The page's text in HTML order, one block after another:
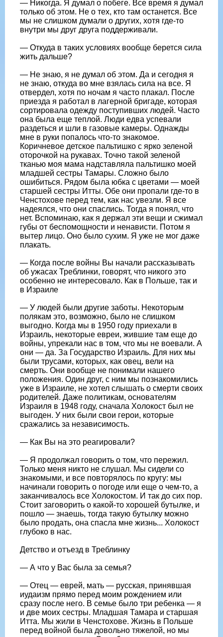
— Никогда. Я думал о побеге. Все время я думал
только об этом. Не о тех, кто там останется. Все
мы не слишком думали о других, хотя где-то
внутри мы друг друга поддерживали.
— Откуда в таких условиях вообще берется сила
жить дальше?
— Не знаю, я не думал об этом. Да и сегодня я
не знаю, откуда во мне взялась сила на все. Я
отвердел, хотя по ночам я часто плакал. После
приезда я работал в лагерной бригаде, которая
сортировала одежду поступивших людей. Часто
она была еще теплой. Люди едва успевали
раздеться и шли в газовые камеры. Однажды
мне в руки попалось что-то знакомое.
Коричневое детское пальтишко с ярко зеленой
оторочкой на рукавах. Точно такой зеленой
тканью моя мама надставляла пальтишко моей
младшей сестры Тамары. Сложно было
ошибиться. Рядом была юбка с цветами — моей
старшей сестры Итты. Обе они пропали где-то в
Ченстохове перед тем, как нас увезли. Я все
надеялся, что они спаслись. Тогда я понял, что
нет. Вспоминаю, как я держал эти вещи и сжимал
губы от беспомощности и ненависти. Потом я
вытер лицо. Оно было сухим. Я уже не мог даже
плакать.
— Когда после войны Вы начали рассказывать
об ужасах Треблинки, говорят, что никого это
особенно не интересовало. Как в Польше, так и
в Израиле
— У людей были другие заботы. Некоторым
полякам это, возможно, было не слишком
выгодно. Когда мы в 1950 году приехали в
Израиль, некоторые евреи, жившие там еще до
войны, упрекали нас в том, что мы не воевали. А
они — да. За Государство Израиль. Для них мы
были трусами, которых, как овец, вели на
смерть. Они вообще не понимали нашего
положения. Один друг, с ним мы познакомились
уже в Израиле, не хотел слышать о смерти своих
родителей. Даже политикам, основателям
Израиля в 1948 году, сначала Холокост был не
выгоден. У них были свои герои, которые
сражались за независимость.
— Как Вы на это реагировали?
— Я продолжал говорить о том, что пережил.
Только меня никто не слушал. Мы сидели со
знакомыми, и все повторялось по кругу: мы
начинали говорить о погоде или еще о чем-то, а
заканчивалось все Холокостом. И так до сих пор.
Стоит заговорить о какой-то хорошей бутылке, и
пошло — знаешь, тогда такую бутылку можно
было продать, она спасла мне жизнь... Холокост
глубоко в нас.
Детство и отъезд в Треблинку
— А что у Вас была за семья?
— Отец — еврей, мать — русская, принявшая
иудаизм прямо перед моим рождением или
сразу после него. В семье было три ребенка — я
и две моих сестры. Младшая Тамара и старшая
Итта. Мы жили в Ченстохове. Жизнь в Польше
перед войной была довольно тяжелой, но мы